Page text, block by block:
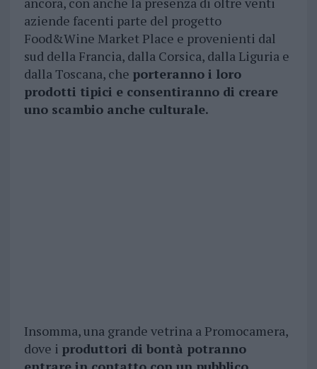
aziende facenti parte del progetto
Food&Wine Market Place e provenienti dal
sud della Francia, dalla Corsica, dalla Liguria e
dalla Toscana, che porteranno i loro
prodotti tipici e consentiranno di creare
uno scambio anche culturale.
Insomma, una grande vetrina a Promocamera,
dove i produttori di bontà potranno